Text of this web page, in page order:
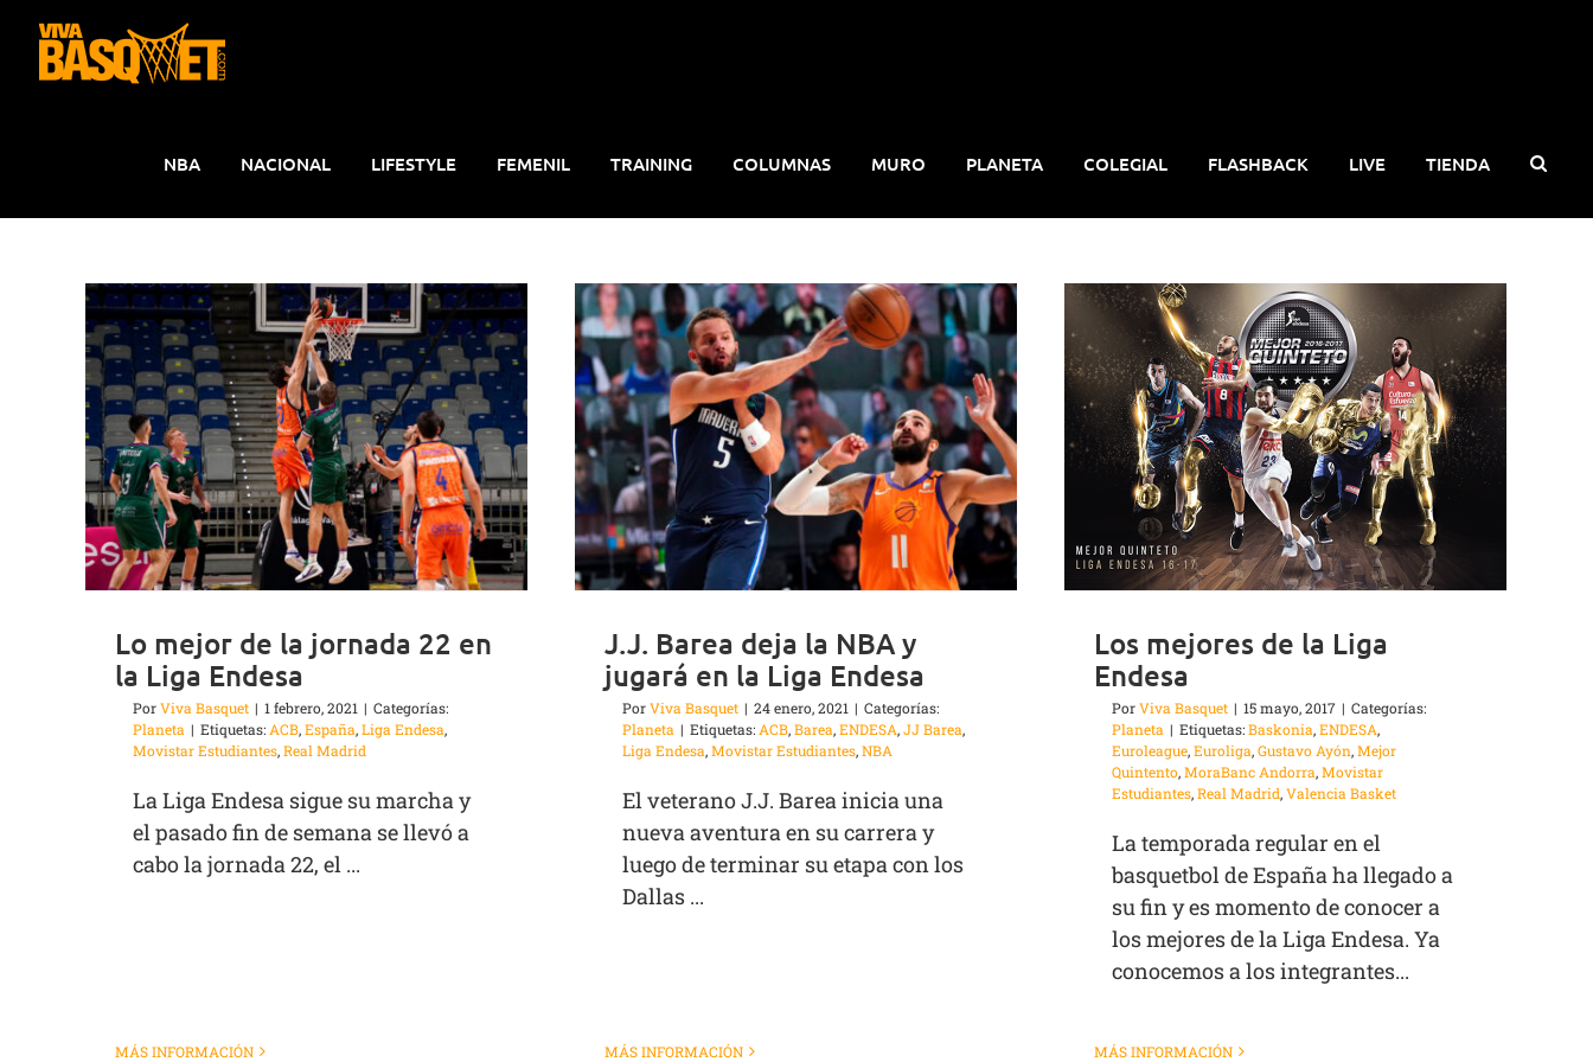
contenido
NBA NACIONAL LIFESTYLE FEMENIL TRAINING COLUMNAS MURO PLANETA COLEGIAL FLASHBACK LIVE TIENDA
Lo mejor de la jornada 22 en
la Liga Endesa
PorViva Basquet | 1 febrero, 2021 | Categorías:
Planeta | Etiquetas:ACB,España,Liga Endesa,
Movistar Estudiantes,Real Madrid
La Liga Endesa sigue su marcha y
el pasado fin de semana se llevó a
cabo la jornada 22, el ...
MÁS INFORMACIÓN
J.J. Barea deja la NBA y
jugará en la Liga Endesa
PorViva Basquet | 24 enero, 2021 | Categorías:
Planeta | Etiquetas:ACB,Barea,ENDESA,JJ Barea,
Liga Endesa,Movistar Estudiantes,NBA
El veterano J.J. Barea inicia una
nueva aventura en su carrera y
luego de terminar su etapa con los
Dallas ...
MÁS INFORMACIÓN
Los mejores de la Liga
Endesa
PorViva Basquet | 15 mayo, 2017 | Categorías:
Planeta | Etiquetas:Baskonia,ENDESA,
Euroleague,Euroliga,Gustavo Ayón,Mejor
Quintento,MoraBanc Andorra,Movistar
Estudiantes,Real Madrid,Valencia Basket
La temporada regular en el
basquetbol de España ha llegado a
su fin y es momento de conocer a
los mejores de la Liga Endesa. Ya
conocemos a los integrantes...
MÁS INFORMACIÓN